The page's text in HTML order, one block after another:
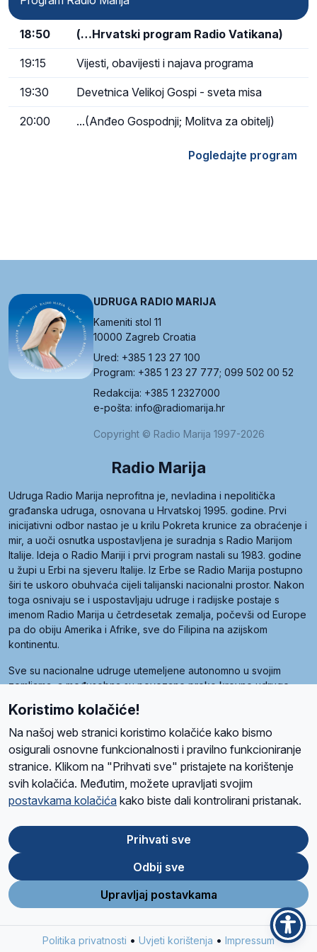
18:50 (…Hrvatski program Radio Vatikana)
19:15 Vijesti, obavijesti i najava programa
19:30 Devetnica Velikoj Gospi - sveta misa
20:00 ...(Anđeo Gospodnji; Molitva za obitelj)
Pogledajte program
UDRUGA RADIO MARIJA
Kameniti stol 11
10000 Zagreb Croatia
Ured: +385 1 23 27 100
Program: +385 1 23 27 777; 099 502 00 52
Redakcija: +385 1 2327000
e-pošta: info@radiomarija.hr
Copyright © Radio Marija 1997-2026
Radio Marija
Udruga Radio Marija neprofitna je, nevladina i nepolitička
građanska udruga, osnovana u Hrvatskoj 1995. godine. Prvi
inicijativni odbor nastao je u krilu Pokreta krunice za obraćenje i
mir, a uoči osnutka uspostavljena je suradnja s Radio Marijom
Italije. Ideja o Radio Mariji i prvi program nastali su 1983. godine
u župi u Erbi na sjeveru Italije. Iz Erbe se Radio Marija postupno
širi te uskoro obuhvaća cijeli talijanski nacionalni prostor. Nakon
toga osnivaju se i uspostavljaju udruge i radijske postaje s
imenom Radio Marija u četrdesetak zemalja, počevši od Europe
pa do obiju Amerika i Afrike, sve do Filipina na azijskom
kontinentu.
Sve su nacionalne udruge utemeljene autonomno u svojim
zemljama, a međusobna su povezane preko krovne udruge
Radio Maria). Svjetsku obitelj utemeljilo je sedam članica, među
kojima je i hrvatska Udruga Radio Marija.
O namaRadio ProgramVolonteriPrijateljiKontaktPravila privatnosti
Ova stranica je zaštićena Google reCAPTCHA sustavom
Store
Google
Play
Koristimo kolačiće!
Na našoj web stranici koristimo kolačiće kako bismo
osigurali osnovne funkcionalnosti i pravilno funkcioniranje
stranice. Klikom na "Prihvati sve" pristajete na korištenje
svih kolačića. Međutim, možete upravljati svojim
postavkama kolačića kako biste dali kontrolirani pristanak.
Prihvati sve
Odbij sve
Upravljaj postavkama
Politika privatnosti • Uvjeti korištenja • Impressum